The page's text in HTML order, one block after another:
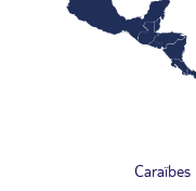
Caraïbes